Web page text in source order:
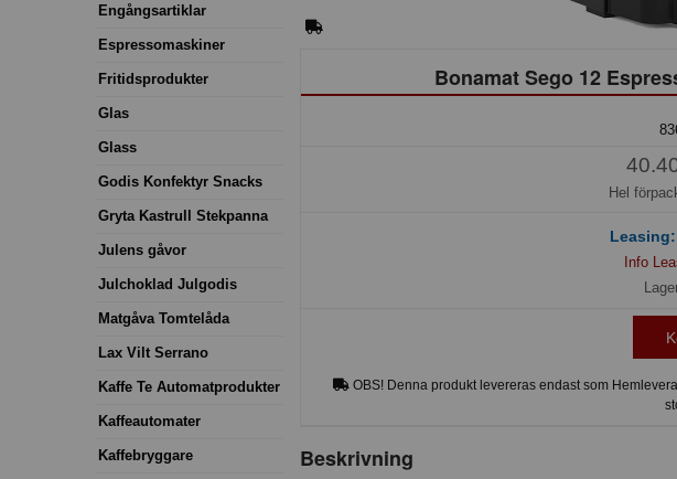
Engångsartiklar
Espressomaskiner
Fritidsprodukter
Glas
Glass
Godis Konfektyr Snacks
Gryta Kastrull Stekpanna
Julens gåvor
Julchoklad Julgodis
Matgåva Tomtelåda
Lax Vilt Serrano
Kaffe Te Automatprodukter
Kaffeautomater
Kaffebryggare
Bonamat Sego 12
Hel
Leasing:
Info
OBS! Denna produkt levereras endast som
Beskrivning